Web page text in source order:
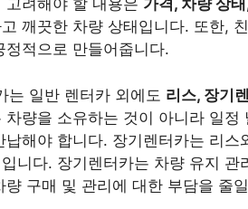
고려해야 할 내용은 가격, 차량 상
깨끗한 차량 상태입니다. 또한,
정적으로 만들어줍니다.
는 일반 렌터카 외에도 리스, 장기
차량을 소유하는 것이 아니라 일
납해야 합니다. 장기렌터카는 리
니다. 장기렌터카는 차량 유지 관
량 구매 및 관리에 대한 부담을 줄